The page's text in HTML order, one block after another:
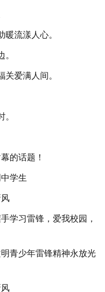
流漾人心。
爱满人间。
的话题！
学生
习雷锋，爱我校园，
青少年雷锋精神永放光